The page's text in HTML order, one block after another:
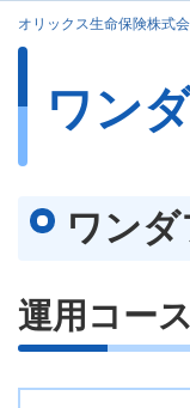
オリックス生命保険株式
ワン
ワン
運用コー